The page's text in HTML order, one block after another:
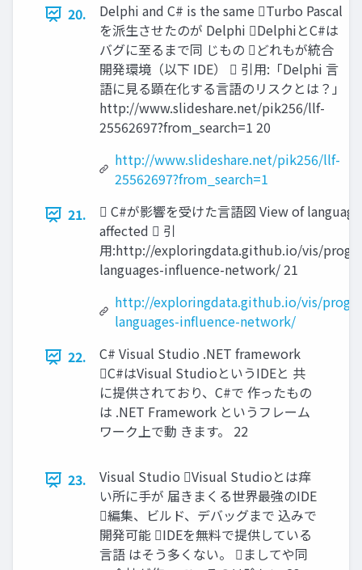
20.
Delphi and C# is the same Turbo Pascal
を派生させたのが Delphi DelphiとC#は
バグに至るまで同 じもの どれもが統合
開発環境（以下 IDE）  引用:「Delphi 言
語に見る顕在化する言語のリスクとは？」
http://www.slideshare.net/pik256/llf-
25562697?from_search=1 20
http://www.slideshare.net/pik256/llf-
25562697?from_search=1
21.
 C#が影響を受けた言語図 View of
affected  引
用:http://exploringdata.github.io/vis/
languages-influence-network/ 21
http://exploringdata.github.io/vis/
languages-influence-network/
22.
C# Visual Studio .NET framework
C#はVisual StudioというIDEと 共
に提供されており、C#で 作ったもの
は .NET Framework というフレーム
ワーク上で動 きます。 22
23.
Visual Studio Visual Studioとは痒
い所に手が 届きまくる世界最強のIDE
編集、ビルド、デバッグまで 込みで
開発可能 IDEを無料で提供している
言語 はそう多くない。 ましてや同